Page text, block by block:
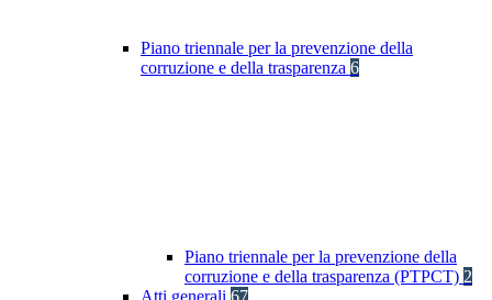
Piano triennale per la prevenzione della
corruzione e della trasparenza 6
Piano triennale per la prevenzione della
corruzione e della trasparenza (PTPCT) 2